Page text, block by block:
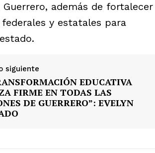
además de fortalecer
y estatales para
siguiente
EDUCATIVA
FIRME EN TODAS LAS
DE GUERRERO”: EVELYN